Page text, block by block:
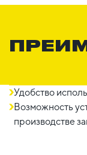
Удобство
Возможность
производстве